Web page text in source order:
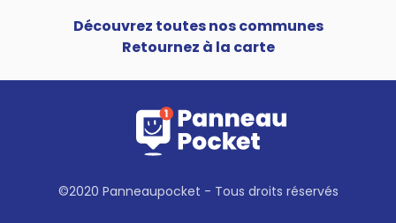
Découvrez toutes nos communes
Retournez à la carte
©2020 Panneaupocket - Tous droits réservés